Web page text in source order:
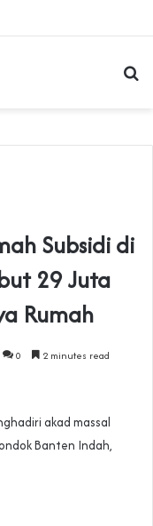
Subsidi di
29 Juta
Rumah
0 2 minutes read
akad massal
Banten Indah,